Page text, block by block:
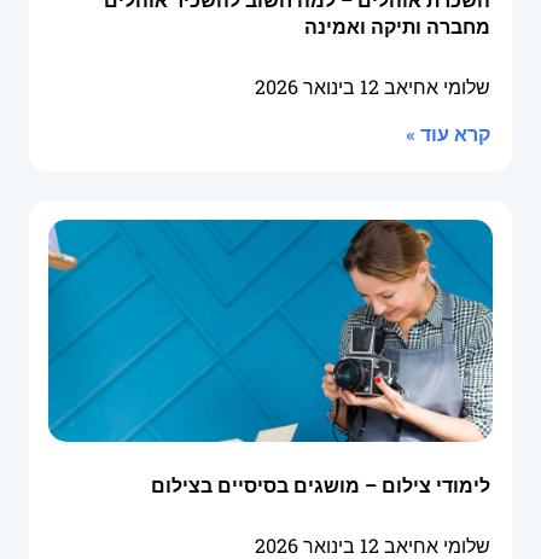
מחברה ותיקה ואמינה
שלומי אחיאב12 בינואר 2026
קרא עוד »
לימודי צילום – מושגים בסיסיים בצילום
שלומי אחיאב12 בינואר 2026